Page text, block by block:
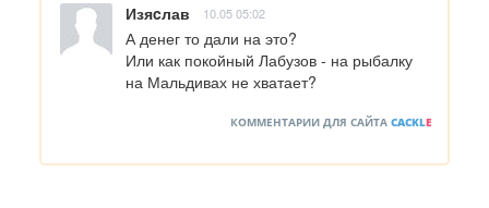
Изяcлав 10.05 05:02
А денег то дали на это?
Или как покойный Лабузов - на рыбалку
на Мальдивах не хватает?
КОММЕНТАРИИ ДЛЯ САЙТА CACKLE